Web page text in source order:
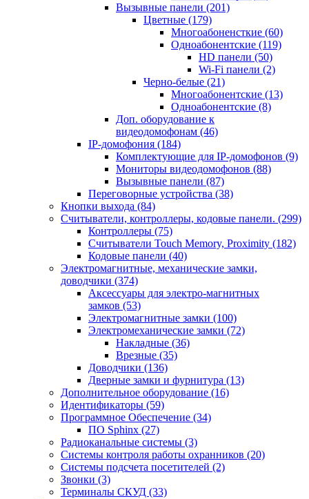
Вызывные панели (201)
Цветные (179)
Многоабоненсткие (60)
Одноабонентские (119)
HD панели (50)
Wi-Fi панели (2)
Черно-белые (21)
Многоабонентские (13)
Одноабонентские (8)
Доп. оборудование к
видеодомофонам (46)
IP-домофония (184)
Комплектующие для IP-домофонов (9)
Мониторы видеодомофонов (88)
Вызывные панели (87)
Переговорные устройства (38)
Кнопки выхода (84)
Считыватели, контроллеры, кодовые панели. (299)
Контроллеры (75)
Считыватели Touch Memory, Proximity (182)
Кодовые панели (40)
Электромагнитные, механические замки,
доводчики (374)
Аксессуары для электро-магнитных
замков (53)
Электромагнитные замки (100)
Электромеханические замки (72)
Накладные (36)
Врезные (35)
Доводчики (136)
Дверные замки и фурнитура (13)
Дополнительное оборудование (16)
Идентификаторы (59)
Программное Обеспечение (34)
ПО Sphinx (27)
Радиоканальные системы (3)
Системы контроля работы охранников (20)
Системы подсчета посетителей (2)
Звонки (3)
Терминалы СКУД (33)